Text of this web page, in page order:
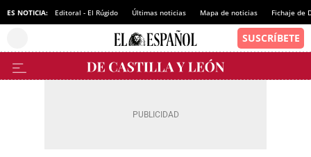
ES NOTICIA: Editoral - El Rúgido Últimas noticias Mapa de noticias Fichaje de